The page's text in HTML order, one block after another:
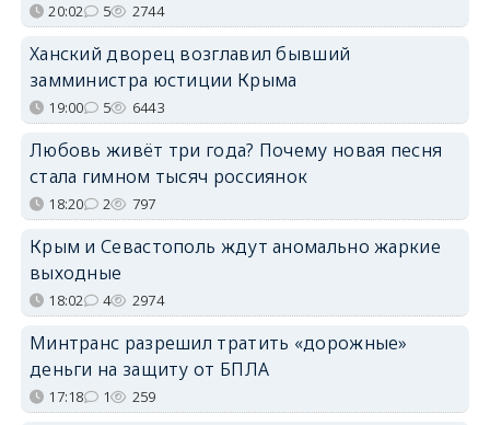
20:02 5 2744
Ханский дворец возглавил бывший
замминистра юстиции Крыма
19:00 5 6443
Любовь живёт три года? Почему новая песня
стала гимном тысяч россиянок
18:20 2 797
Крым и Севастополь ждут аномально жаркие
выходные
18:02 4 2974
Минтранс разрешил тратить «дорожные»
деньги на защиту от БПЛА
17:18 1 259